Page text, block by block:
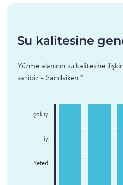
Su kalitesine
Yüzme alanının su kalitesine
sahibiz - Sandviken *.
çok iyi
iyi
Yeterli